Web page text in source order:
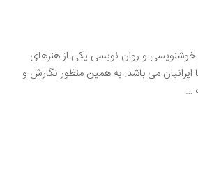
و روان نویسی یکی از هنرهای
می باشد. به همین منظور نگارش و
…